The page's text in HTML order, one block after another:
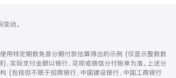
动。
用特定期数免息分期付款估算得出的示例 (仅显示整数数
)，实际支付金额以银行、花呗或微信分付账单为准。上述分
(包括但不限于招商银行、中国建设银行、中国工商银行